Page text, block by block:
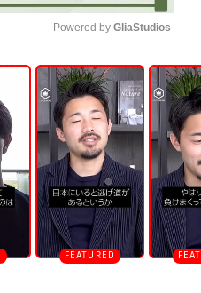
U
n
m
u
t
e
Powered by GliaStudios